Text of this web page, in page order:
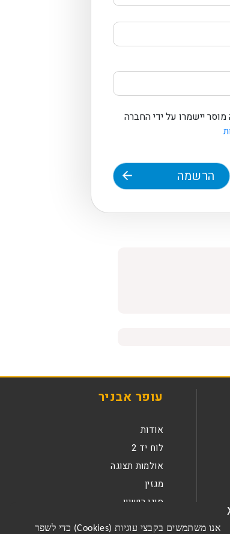
יישמרו על ידי החברה
אנו משתמשים בקבצי עוגיות (Cookies) כדי לשפר
עופר אבניר
אודות
לוח יד 2
אולמות תצוגה
מגזין
סוגי רישיון